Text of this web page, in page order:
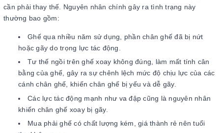
cần phải thay thế. Nguyên nhân chính gây ra tình trạng này
thường bao gồm:
Ghế qua nhiều năm sử dụng, phần chân ghế đã bị nứt
hoặc gãy do trọng lực tác động.
Tư thế ngồi trên ghế xoay không đúng, làm mất tính cân
bằng của ghế, gây ra sự chênh lệch mức độ chịu lực của các
cánh chân ghế, khiến chân ghế bị yếu và dễ gãy.
Các lực tác động mạnh như va đập cũng là nguyên nhân
khiến chân ghế xoay bị gãy.
Mua phải ghế có chất lượng kém, giá thành rẻ nên tuổi